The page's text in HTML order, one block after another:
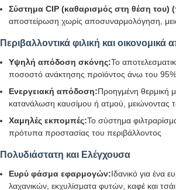
Σύστημα CIP (καθαρισμός στη θέση του)
αποστείρωση χωρίς αποσυναρμολόγηση,
Περιβαλλοντικά φιλική και οικονομικά
Υψηλή απόδοση σκόνης:Το
ποσοστό ανάκτησης προϊόντος άνω του
Ενεργειακή απόδοση:Προηγμένη θερμική
κατανάλωση καυσίμου ή ατμού, μειώνοντας
Χαμηλές εκπομπές:Το σύστημα
πρότυπα προστασίας του περιβάλλοντος
Πολυδιάστατη και Ελέγχουσα
Ευρύ φάσμα εφαρμογών:Ιδανικό για ένα
λαχανικών, εκχυλίσματα φυτών, καφέ και τσάι